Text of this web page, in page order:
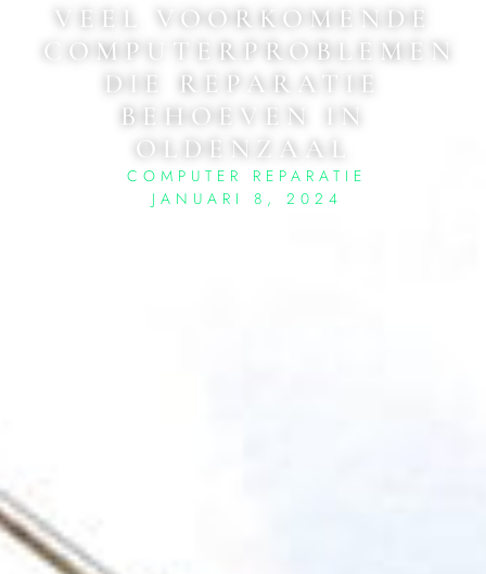
VEEL VOORKOMENDE
COMPUTERPROBLEMEN
DIE REPARATIE
BEHOEVEN IN
OLDENZAAL
COMPUTER REPARATIE
JANUARI 8, 2024